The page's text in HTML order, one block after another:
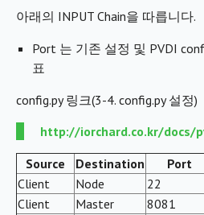
아래의 INPUT Chain을 따릅니다.
Port 는 기존 설정 및 PVDI
표
config.py 링크(3-4. config.py 설정)
http://iorchard.co.kr/docs/
Source
Destination Port
Client
Node 22
Client
Master 8081